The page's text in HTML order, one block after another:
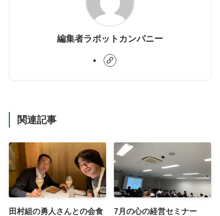
編集者ラポットカンパニー
関連記事
田村組の勇人さんとの会食
7月の心の経営セミナー